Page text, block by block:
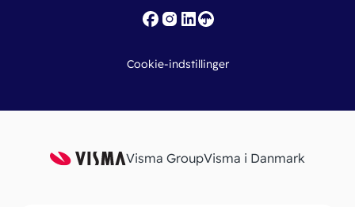
Cookie-indstillinger
Visma GroupVisma i Danmark